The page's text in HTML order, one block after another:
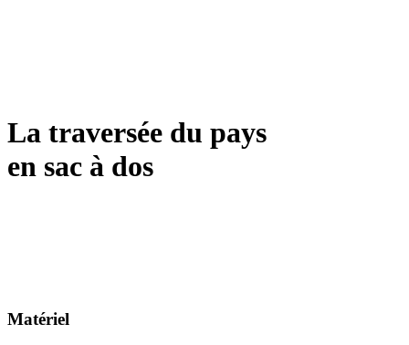
La traversée du pays
en sac à dos
Matériel